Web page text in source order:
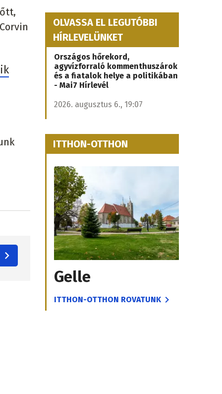
OLVASSA EL LEGUTÓBBI
HÍRLEVELÜNKET
Országos hőrekord,
agyvízforraló kommenthuszárok
és a fiatalok helye a politikában
- Mai7 Hírlevél
2026. augusztus 6., 19:07
ITTHON-OTTHON
Gelle
ITTHON-OTTHON ROVATUNK